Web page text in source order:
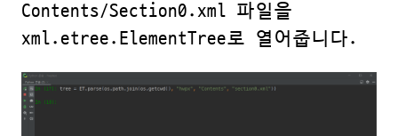
Contents/Section0.xml 파일을
xml.etree.ElementTree로 열어줍니다.